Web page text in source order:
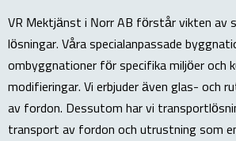
VR Mektjänst i Norr AB förstår vikten av
lösningar. Våra specialanpassade
ombyggnationer för specifika miljöer och
modifieringar. Vi erbjuder även glas- och
av fordon. Dessutom har vi
transport av fordon och utrustning som